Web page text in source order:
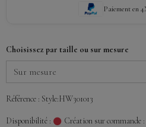
Paiement en
Choisissez par taille ou sur mesure
Référence : Style:HW301013
Disponibilité : Création sur commande :